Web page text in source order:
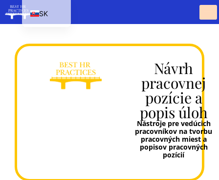
Návrh
pracovnej
pozície a
popis úloh
Nástroje pre vedúcich
pracovníkov na tvorbu
pracovných miest a
popisov pracovných
pozícií
SK
HU